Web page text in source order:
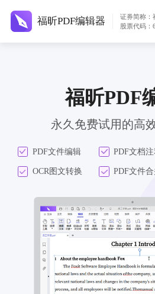
福昕PDF编辑器
证券简称：
股票代码：
福昕PDF
永久免费试用的高
PDF文件编辑 PDF文档
OCR图文转换 PDF文件